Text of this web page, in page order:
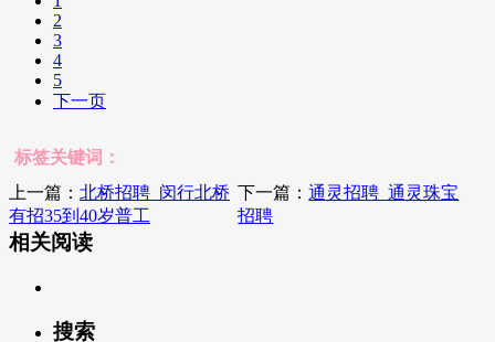
2
3
4
5
下一页
标签关键词：
上一篇： 北桥招聘_闵行北桥
有招35到40岁普工
下一篇：通灵招聘_通灵珠宝
招聘
相关阅读
搜索